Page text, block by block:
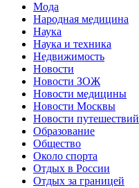
Мода
Народная медицина
Наука
Наука и техника
Недвижимость
Новости
Новости ЗОЖ
Новости медицины
Новости Москвы
Новости путешествий
Образование
Общество
Около спорта
Отдых в России
Отдых за границей